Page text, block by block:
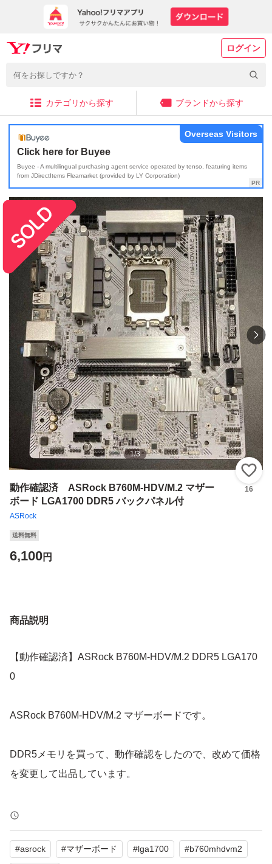
ログイン
カテゴリから探す ブランドから探す
Click here for Buyee
Buyee - A multilingual purchasing agent service operated by tenso, featuring items
from JDirectItems Fleamarket (provided by LY Corporation)
Overseas Visitors
1/3
動作確認済 ASRock B760M-HDV/M.2 マザー
ボード LGA1700 DDR5 バックパネル付
ASRock
16
送料無料
6,100円
商品説明
【動作確認済】ASRock B760M-HDV/M.2 DDR5 LGA170
0
ASRock B760M-HDV/M.2 マザーボードです。
DDR5メモリを買って、動作確認をしたので、改めて価格
を変更して出品しています。
【動作確認内容】
・CPU認識確認済み
・BIOS起動確認済み
#asrock #マザーボード #lga1700 #b760mhdvm2